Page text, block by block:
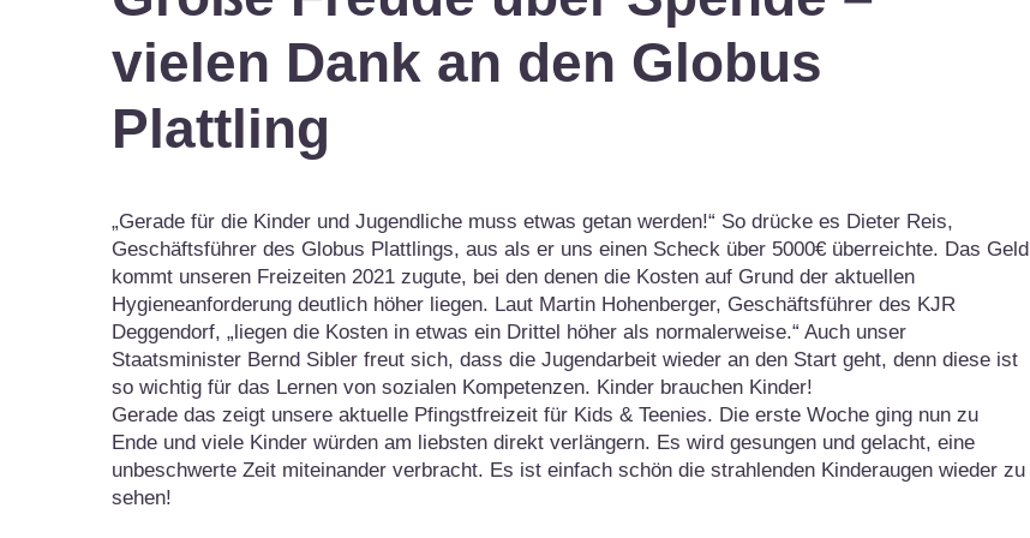
vielen Dank an den Globus
Plattling
„Gerade für die Kinder und Jugendliche muss etwas getan werden!“ So drücke es Dieter Reis,
Geschäftsführer des Globus Plattlings, aus als er uns einen Scheck über 5000€ überreichte. Das Geld
kommt unseren Freizeiten 2021 zugute, bei den denen die Kosten auf Grund der aktuellen
Hygieneanforderung deutlich höher liegen. Laut Martin Hohenberger, Geschäftsführer des KJR
Deggendorf, „liegen die Kosten in etwas ein Drittel höher als normalerweise.“ Auch unser
Staatsminister Bernd Sibler freut sich, dass die Jugendarbeit wieder an den Start geht, denn diese ist
so wichtig für das Lernen von sozialen Kompetenzen. Kinder brauchen Kinder!
Gerade das zeigt unsere aktuelle Pfingstfreizeit für Kids & Teenies. Die erste Woche ging nun zu
Ende und viele Kinder würden am liebsten direkt verlängern. Es wird gesungen und gelacht, eine
unbeschwerte Zeit miteinander verbracht. Es ist einfach schön die strahlenden Kinderaugen wieder zu
sehen!